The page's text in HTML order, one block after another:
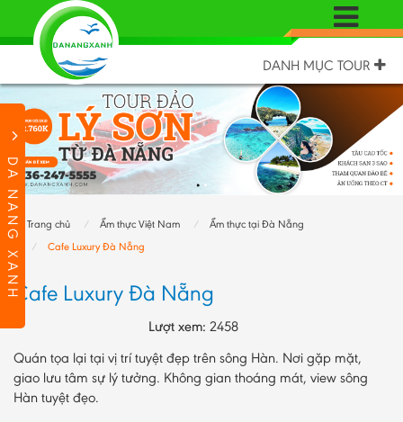
DANH MỤC TOUR
DA NANG XANH Trang chủ Ẩm thực Việt Nam
Ẩm thực tại Đà Nẵng
Cafe Luxury Đà Nẵng
Cafe Luxury Đà Nẵng
Lượt xem: 2458
Quán tọa lại tại vị trí tuyệt đẹp trên sông Hàn. Nơi gặp mặt,
giao lưu tâm sự lý tưởng. Không gian thoáng mát, view sông
Hàn tuyệt đẹo.